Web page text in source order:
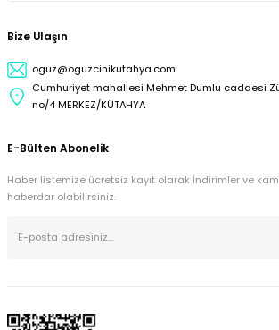
Bize Ulaşın
oguz@oguzcinikutahya.com
Cumhuriyet mahallesi Mehmet Dumlu caddesi
no/4 MERKEZ/KÜTAHYA
E-Bülten Abonelik
Haber listemize ücretsiz kayıt olarak İndirimler ve
haberdar olabilirsiniz.